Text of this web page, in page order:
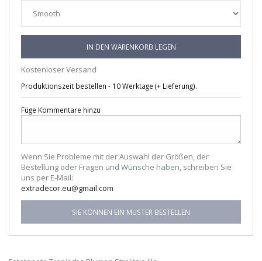
IN DEN WARENKORB LEGEN
Kostenloser Versand
Produktionszeit bestellen - 10 Werktage (+ Lieferung).
Füge Kommentare hinzu
Wenn Sie Probleme mit der Auswahl der Größen, der
Bestellung oder Fragen und Wünsche haben, schreiben Sie
uns per E-Mail:
extradecor.eu@gmail.com
SIE KÖNNEN EIN MUSTER BESTELLEN